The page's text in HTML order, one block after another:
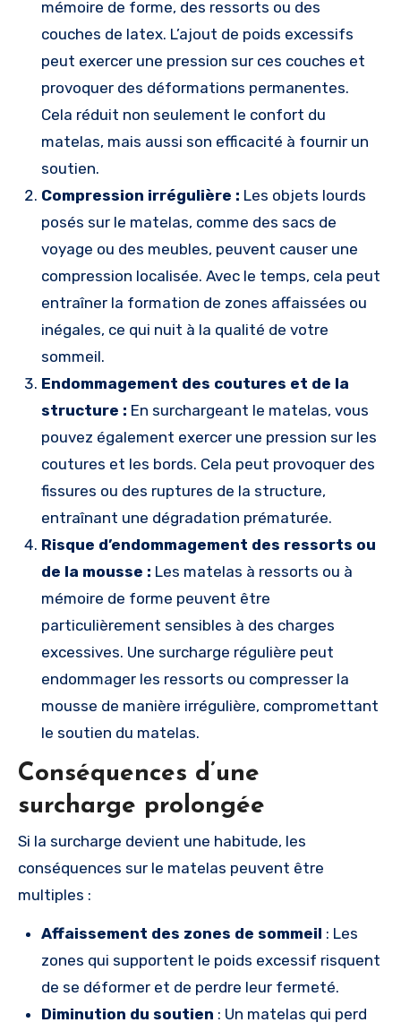
mémoire de forme, des ressorts ou des
couches de latex. L’ajout de poids excessifs
peut exercer une pression sur ces couches et
provoquer des déformations permanentes.
Cela réduit non seulement le confort du
matelas, mais aussi son efficacité à fournir un
soutien.
Compression irrégulière : Les objets lourds
posés sur le matelas, comme des sacs de
voyage ou des meubles, peuvent causer une
compression localisée. Avec le temps, cela peut
entraîner la formation de zones affaissées ou
inégales, ce qui nuit à la qualité de votre
sommeil.
Endommagement des coutures et de la
structure : En surchargeant le matelas, vous
pouvez également exercer une pression sur les
coutures et les bords. Cela peut provoquer des
fissures ou des ruptures de la structure,
entraînant une dégradation prématurée.
Risque d’endommagement des ressorts ou
de la mousse : Les matelas à ressorts ou à
mémoire de forme peuvent être
particulièrement sensibles à des charges
excessives. Une surcharge régulière peut
endommager les ressorts ou compresser la
mousse de manière irrégulière, compromettant
le soutien du matelas.
Conséquences d’une
surcharge prolongée
Si la surcharge devient une habitude, les
conséquences sur le matelas peuvent être
multiples :
Affaissement des zones de sommeil : Les
zones qui supportent le poids excessif risquent
de se déformer et de perdre leur fermeté.
Diminution du soutien : Un matelas qui perd